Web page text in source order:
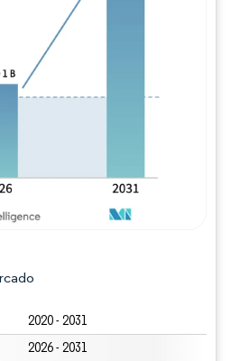
2020 - 2031
2026 - 2031
Imagen © Mordor Intelligence. El uso